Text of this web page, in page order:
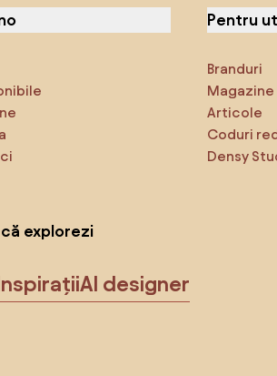
Pentru
Branduri
Magazine
Articole
Coduri
Densy
explorezi
AI designer